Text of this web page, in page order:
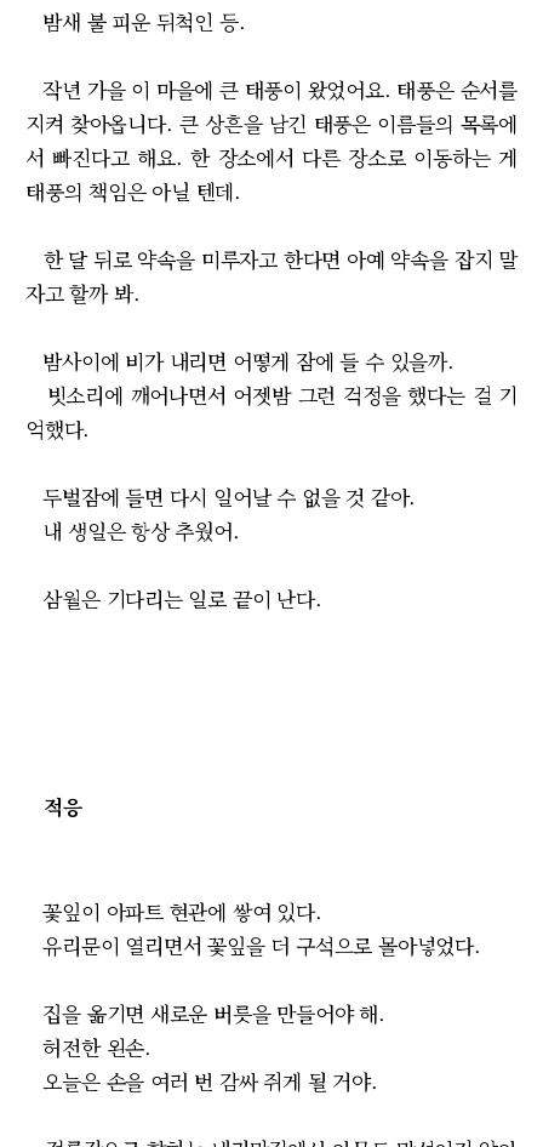
밤새 불 피운 뒤척인 등.
작년 가을 이 마을에 큰 태풍이 왔었어요. 태풍은 순서를
지켜 찾아옵니다. 큰 상흔을 남긴 태풍은 이름들의 목록에
서 빠진다고 해요. 한 장소에서 다른 장소로 이동하는 게
태풍의 책임은 아닐 텐데.
한 달 뒤로 약속을 미루자고 한다면 아예 약속을 잡지 말
자고 할까 봐.
밤사이에 비가 내리면 어떻게 잠에 들 수 있을까.
빗소리에 깨어나면서 어젯밤 그런 걱정을 했다는 걸 기
억했다.
두벌잠에 들면 다시 일어날 수 없을 것 같아.
내 생일은 항상 추웠어.
삼월은 기다리는 일로 끝이 난다.
적응
꽃잎이 아파트 현관에 쌓여 있다.
유리문이 열리면서 꽃잎을 더 구석으로 몰아넣었다.
집을 옮기면 새로운 버릇을 만들어야 해.
허전한 왼손.
오늘은 손을 여러 번 감싸 쥐게 될 거야.